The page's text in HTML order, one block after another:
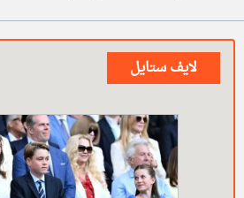
لايف ستايل